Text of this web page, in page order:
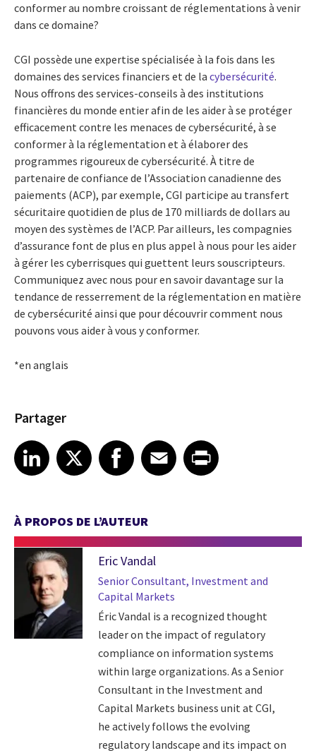
conformer au nombre croissant de réglementations à venir
dans ce domaine?
CGI possède une expertise spécialisée à la fois dans les
domaines des services financiers et de la cybersécurité.
Nous offrons des services-conseils à des institutions
financières du monde entier afin de les aider à se protéger
efficacement contre les menaces de cybersécurité, à se
conformer à la réglementation et à élaborer des
programmes rigoureux de cybersécurité. À titre de
partenaire de confiance de l’Association canadienne des
paiements (ACP), par exemple, CGI participe au transfert
sécuritaire quotidien de plus de 170 milliards de dollars au
moyen des systèmes de l’ACP. Par ailleurs, les compagnies
d’assurance font de plus en plus appel à nous pour les aider
à gérer les cyberrisques qui guettent leurs souscripteurs.
Communiquez avec nous pour en savoir davantage sur la
tendance de resserrement de la réglementation en matière
de cybersécurité ainsi que pour découvrir comment nous
pouvons vous aider à vous y conformer.
*en anglais
Partager
Share article on LinkedIn
LinkedIn
Share article on XShare article on Facebook
Facebook
Share article on Email
EmailShare article on Print
À PROPOS DE L’AUTEUR
Eric Vandal
Senior Consultant, Investment and
Capital Markets
Éric Vandal is a recognized thought
leader on the impact of regulatory
compliance on information systems
within large organizations. As a Senior
Consultant in the Investment and
Capital Markets business unit at CGI,
he actively follows the evolving
regulatory landscape and its impact on